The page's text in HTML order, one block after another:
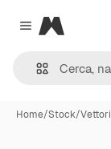
Close menu
Magnific
Home/Stock/Vettori